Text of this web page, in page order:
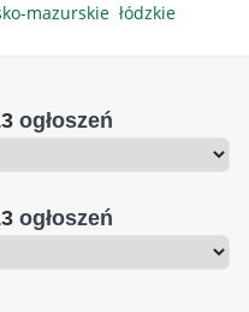
mazurskie łódzkie
ogłoszeń
ogłoszeń